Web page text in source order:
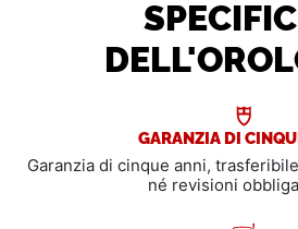
GARANZIA DI
Garanzia di cinque anni,
né revisioni